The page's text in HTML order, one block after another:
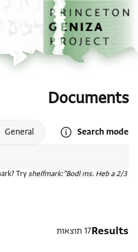
דילוג לתוכן
דף הבית
Documents
Search mode
search mode help
General
Try shelfmark:"Bodl ms. Heb a 2/3"
Results17 תוצאות